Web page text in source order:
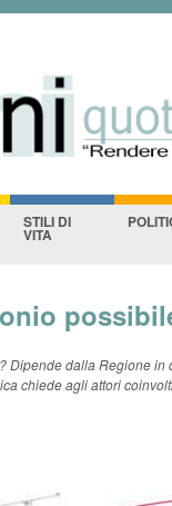
STILI DI
VITA
Dipende dalla Regione in
chiede agli attori